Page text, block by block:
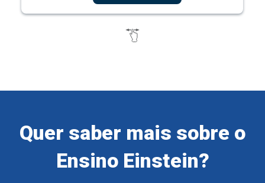
Quer saber mais sobre o
Ensino Einstein?